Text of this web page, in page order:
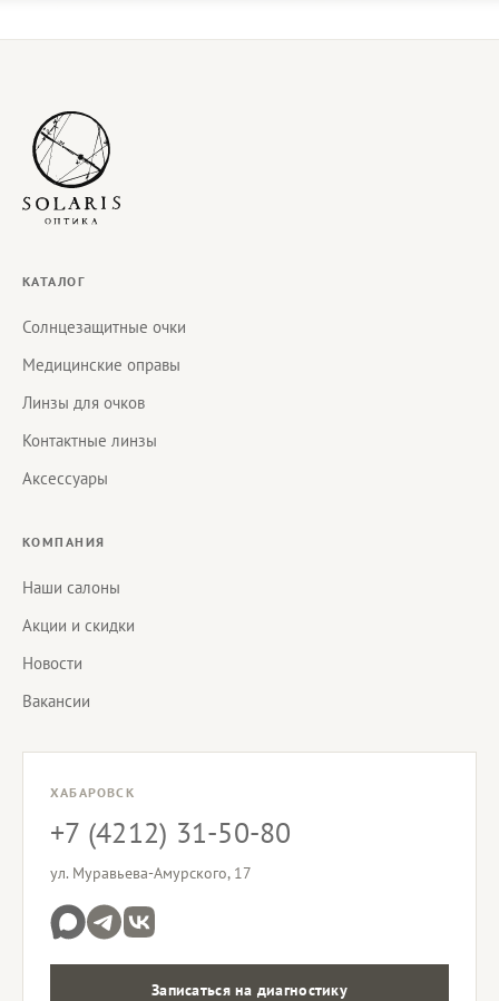
КАТАЛОГ
Солнцезащитные очки
Медицинские оправы
Линзы для очков
Контактные линзы
Аксессуары
КОМПАНИЯ
Наши салоны
Акции и скидки
Новости
Вакансии
ХАБАРОВСК
+7 (4212) 31-50-80
ул. Муравьева-Амурского, 17
Записаться на диагностику